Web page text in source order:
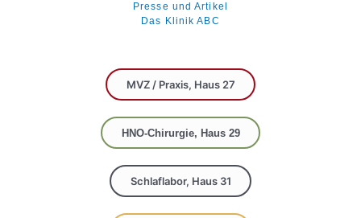
Presse und Artikel
Das Klinik ABC
MVZ / Praxis, Haus 27
HNO-Chirurgie, Haus 29
Schlaflabor, Haus 31